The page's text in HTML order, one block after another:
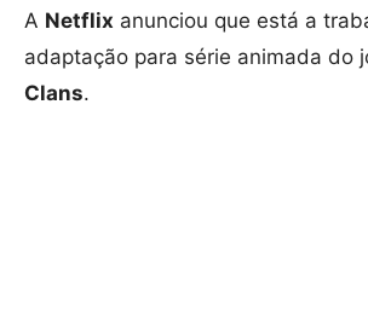
A Netflix anunciou que está a
adaptação para série animada do
Clans.